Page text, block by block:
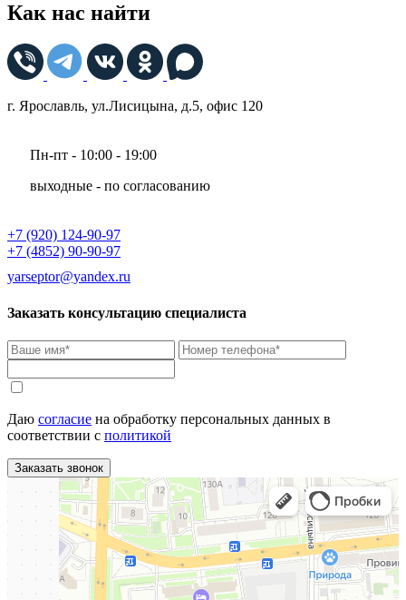
Как нас найти
г. Ярославль, ул.Лисицына, д.5, офис 120
Пн-пт - 10:00 - 19:00
выходные - по согласованию
+7 (920) 124-90-97
+7 (4852) 90-90-97
yarseptor@yandex.ru
Заказать консультацию специалиста
Даю согласие на обработку персональных данных в
соответствии с политикой
Заказать звонок